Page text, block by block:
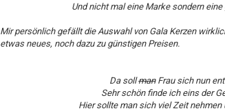
Und nicht mal eine Marke sondern eine
Mir persönlich gefällt die Auswahl von Gala Kerzen
etwas neues, noch dazu zu günstigen Preisen.
Da sollmanFrau sich nun
Sehr schön finde ich eins der
Hier sollte man sich viel Zeit nehmen